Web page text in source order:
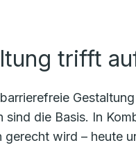
trifft
die Basis. In
wird – heute